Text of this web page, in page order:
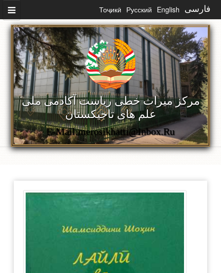
رفتن به محتوای اصلی Тоҷикӣ Русский English فارسی
مرکز میراث خطی ریاست آکادمی ملی
علم های تاجیکستان
E-Mail:merosikhatti@inbox.ru